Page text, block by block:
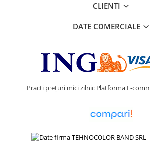
CLIENTI
DATE COMERCIALE
Practi prețuri mici zilnic Platforma E-